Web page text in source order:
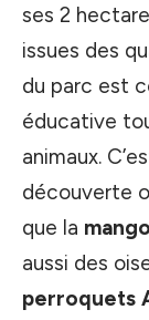
ses 2
issues des
du parc est
éducative
animaux.
découverte
que la
aussi des
perroquets